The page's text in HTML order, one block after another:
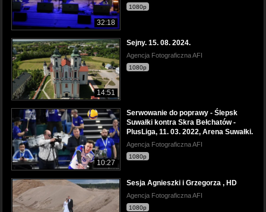
32:18
1080p
14:51
Sejny. 15. 08. 2024.
Agencja Fotograficzna AFI
1080p
10:27
Serwowanie do poprawy - Ślepsk
Suwałki kontra Skra Bełchatów -
PlusLiga, 11. 03. 2022, Arena Suwałki.
Agencja Fotograficzna AFI
1080p
Sesja Agnieszki i Grzegorza , HD
Agencja Fotograficzna AFI
1080p